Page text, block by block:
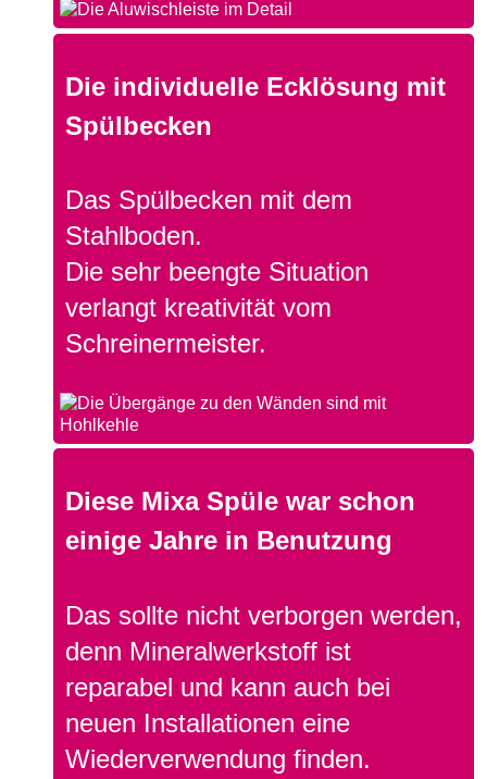
Die individuelle Ecklösung mit
Spülbecken
Das Spülbecken mit dem
Stahlboden.
Die sehr beengte Situation
verlangt kreativität vom
Schreinermeister.
Diese Mixa Spüle war schon
einige Jahre in Benutzung
Das sollte nicht verborgen werden,
denn Mineralwerkstoff ist
reparabel und kann auch bei
neuen Installationen eine
Wiederverwendung finden.